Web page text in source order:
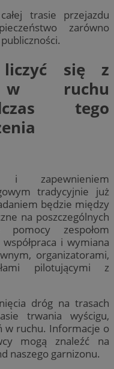
trasie przejazdu
zarówno
liczyć się z
w ruchu
tego
i zapewnieniem
tradycyjnie już
będzie między
na poszczególnych
pomocy zespołom
i wymiana
organizatorami,
pilotującymi z
dróg na trasach
trwania wyścigu,
w ruchu. Informacje o
mogą znaleźć na
naszego garnizonu.